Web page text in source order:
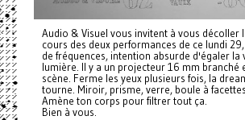
Audio & Visuel vous invitent à vous décoller
cours des deux performances de ce lundi
de fréquences, intention absurde d'égaler la
lumière. Il y a un projecteur 16 mm branché
scène. Ferme les yeux plusieurs fois, la
tourne. Miroir, prisme, verre, boule à
Amène ton corps pour filtrer tout ça.
Bien à vous.